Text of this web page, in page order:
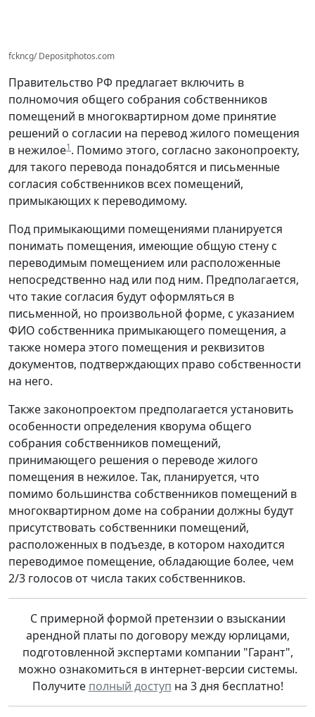
fckncg/ Depositphotos.com
Правительство РФ предлагает включить в
полномочия общего собрания собственников
помещений в многоквартирном доме принятие
решений о согласии на перевод жилого помещения
в нежилое1. Помимо этого, согласно законопроекту,
для такого перевода понадобятся и письменные
согласия собственников всех помещений,
примыкающих к переводимому.
Под примыкающими помещениями планируется
понимать помещения, имеющие общую стену с
переводимым помещением или расположенные
непосредственно над или под ним. Предполагается,
что такие согласия будут оформляться в
письменной, но произвольной форме, с указанием
ФИО собственника примыкающего помещения, а
также номера этого помещения и реквизитов
документов, подтверждающих право собственности
на него.
Также законопроектом предполагается установить
особенности определения кворума общего
собрания собственников помещений,
принимающего решения о переводе жилого
помещения в нежилое. Так, планируется, что
помимо большинства собственников помещений в
многоквартирном доме на собрании должны будут
присутствовать собственники помещений,
расположенных в подъезде, в котором находится
переводимое помещение, обладающие более, чем
2/3 голосов от числа таких собственников.
С примерной формой претензии о взыскании
арендной платы по договору между юрлицами,
подготовленной экспертами компании "Гарант",
можно ознакомиться в интернет-версии системы.
Получите полный доступ на 3 дня бесплатно!